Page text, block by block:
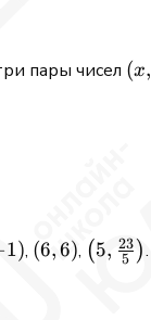
пары чисел (x,
(x,
1), (6,
(6, 6), \left(5,
(5, 5
23 ).